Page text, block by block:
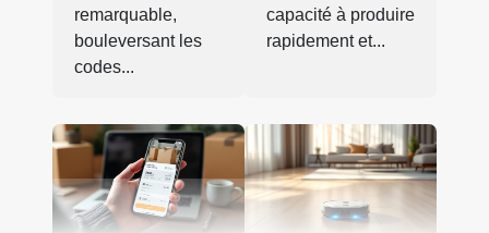
remarquable,
bouleversant les
codes...
capacité à produire
rapidement et...